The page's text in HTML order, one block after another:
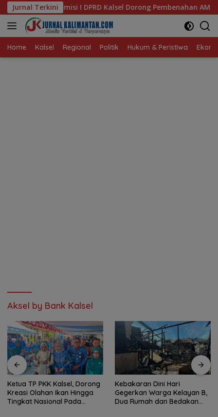
Langsung
ke
konten
Jurnal Terkini
Kalsel Dorong Pembenahan AMKS Hasanuddin Ketua
Home Kalsel Regional Politik Hukum & Peristiwa
Aksel by Bank Kalsel
Ketua TP PKK Kalsel, Dorong
Kreasi Olahan Ikan Hingga
Tingkat Nasional Pada
Kebakaran Dini Hari
Gegerkan Warga Kelayan B,
Dua Rumah dan Bedakan